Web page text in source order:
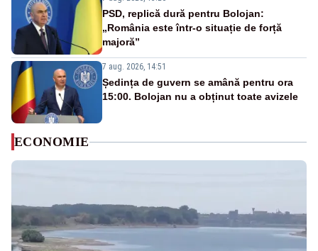
PSD, replică dură pentru Bolojan:
„România este într-o situație de forță
majoră”
7 aug. 2026, 14:51
Ședința de guvern se amână pentru ora
15:00. Bolojan nu a obținut toate avizele
ECONOMIE